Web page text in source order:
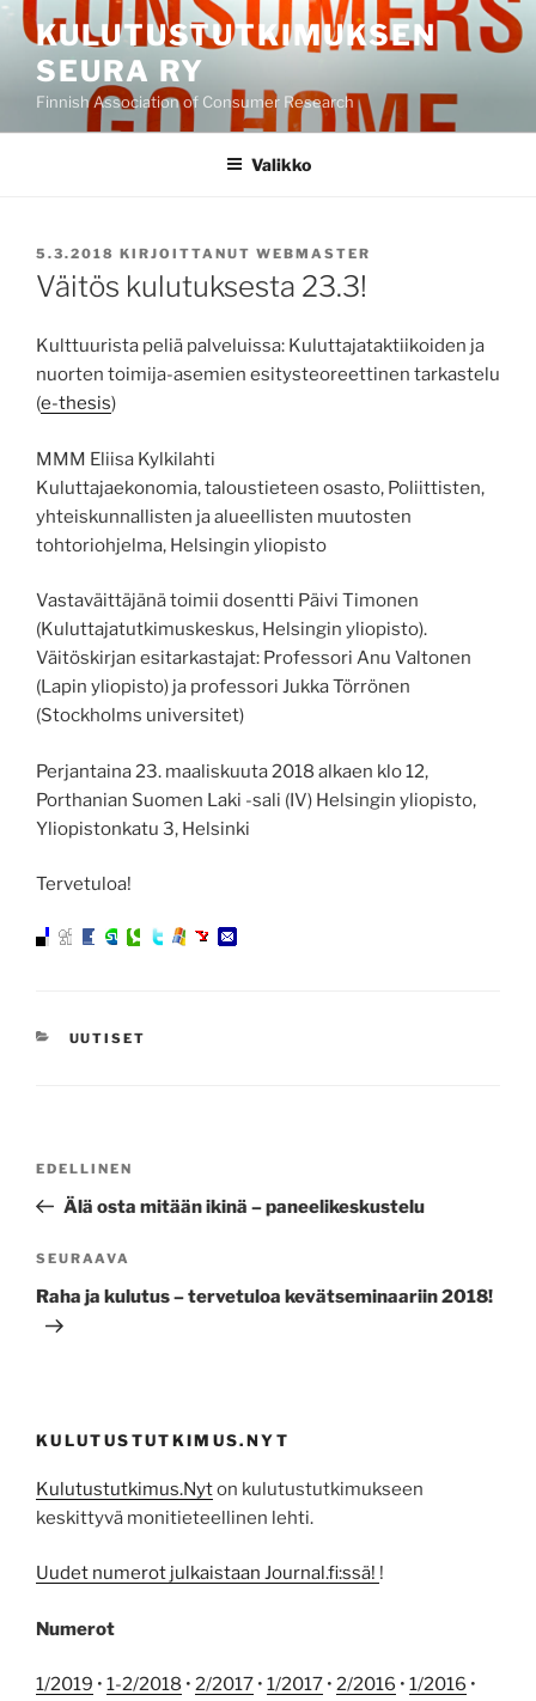
Siirry
sisältöönKULUTUSTUTKIMUKSEN
SEURA RY
Finnish Association of Consumer Research
Valikko
JULKAISTU
5.3.2018 KIRJOITTANUT WEBMASTER
Väitös kulutuksesta 23.3!
Kulttuurista peliä palveluissa: Kuluttajataktiikoiden ja
nuorten toimija-asemien esitysteoreettinen tarkastelu
(e-thesis)
MMM Eliisa Kylkilahti
Kuluttajaekonomia, taloustieteen osasto, Poliittisten,
yhteiskunnallisten ja alueellisten muutosten
tohtoriohjelma, Helsingin yliopisto
Vastaväittäjänä toimii dosentti Päivi Timonen
(Kuluttajatutkimuskeskus, Helsingin yliopisto).
Väitöskirjan esitarkastajat: Professori Anu Valtonen
(Lapin yliopisto) ja professori Jukka Törrönen
(Stockholms universitet)
Perjantaina 23. maaliskuuta 2018 alkaen klo 12,
Porthanian Suomen Laki -sali (IV) Helsingin yliopisto,
Yliopistonkatu 3, Helsinki
Tervetuloa!
KATEGORIAT
UUTISET
selaus
Edellinen
artikkeli
EDELLINEN
Älä osta mitään ikinä – paneelikeskustelu
Seuraava
artikkeli
SEURAAVA
Raha ja kulutus – tervetuloa kevätseminaariin 2018!
KULUTUSTUTKIMUS.NYT
Kulutustutkimus.Nyton kulutustutkimukseen
keskittyvä monitieteellinen lehti.
Uudet numerot julkaistaan Journal.fi:ssä! !
Numerot
1/2019 • 1-2/2018 • 2/2017 • 1/2017 • 2/2016 • 1/2016 •